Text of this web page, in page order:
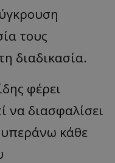
τους
διαδικασία.
φέρει
να διασφαλίσει
υπεράνω κάθε